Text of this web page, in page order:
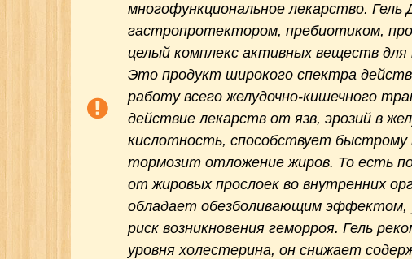
многофункциональное лекарство.
гастропротектором, пребиотиком,
целый комплекс активных веществ
Это продукт широкого спектра
работу всего желудочно-кишечного
действие лекарств от язв, эрозий в
кислотность, способствует
тормозит отложение жиров. То есть
от жировых прослоек во внутренних
обладает обезболивающим
риск возникновения геморроя. Гель
уровня холестерина, он снижает